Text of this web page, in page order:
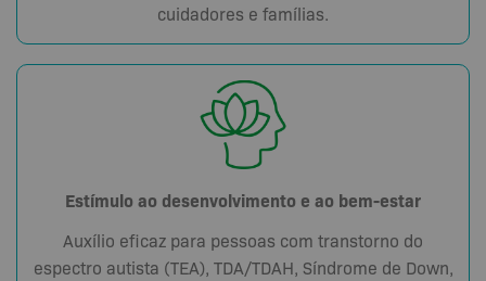
cuidadores e famílias.
Estímulo ao desenvolvimento e ao bem-estar
Auxílio eficaz para pessoas com transtorno do
espectro autista (TEA), TDA/TDAH, Síndrome de Down,